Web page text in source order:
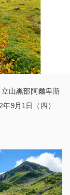
山黑部阿爾卑斯
9月1日（四）